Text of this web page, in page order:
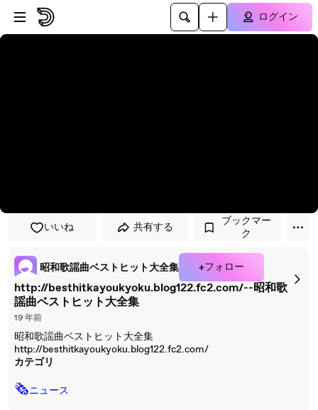
プレイヤーにスキップ
メインコンテンツにスキップ
ログイン
いいね 共有する
ブックマー
ク
昭和歌謡曲ベストヒット大全集 +フォロー
http://besthitkayoukyoku.blog122.fc2.com/--昭和歌
謡曲ベストヒット大全集
19 年前
昭和歌謡曲ベストヒット大全集
http://besthitkayoukyoku.blog122.fc2.com/
カテゴリ
🗞ニュース